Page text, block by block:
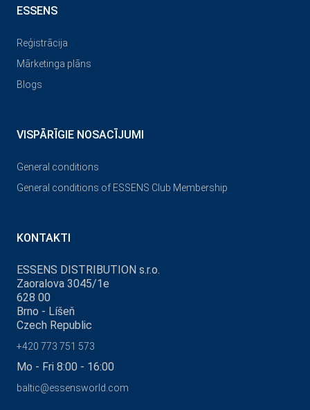
ESSENS
Reģistrācija
Mārketinga plāns
Blogs
VISPĀRĪGIE NOSACĪJUMI
General conditions
General conditions of ESSENS Club Membership
KONTAKTI
ESSENS DISTRIBUTION s.r.o.
Zaoralova 3045/1e
628 00
Brno - Líšeň
Czech Republic
+420 773 751 573
Mo - Fri 8:00 - 16:00
baltic@essensworld.com